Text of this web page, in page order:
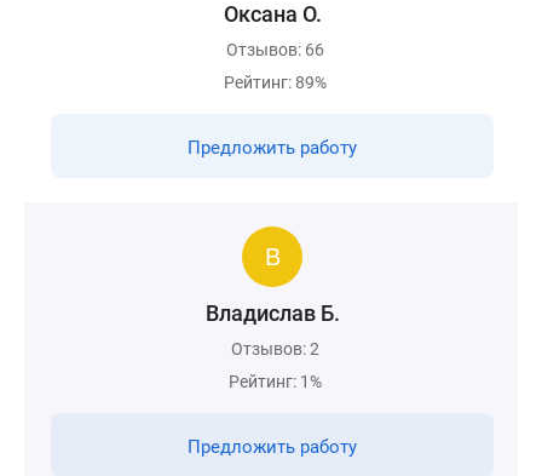
Оксана О.
Отзывов: 66
Рейтинг: 89%
Предложить работу
Владислав Б.
Отзывов: 2
Рейтинг: 1%
Предложить работу